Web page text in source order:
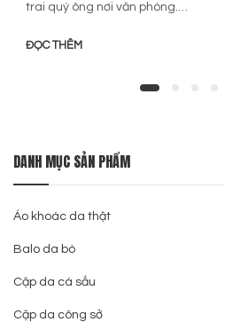
trai quý ông nơi văn phòng.…
ĐỌC THÊM
DANH MỤC SẢN PHẨM
Áo khoác da thật
Balo da bò
Cặp da cá sấu
Cặp da công sở